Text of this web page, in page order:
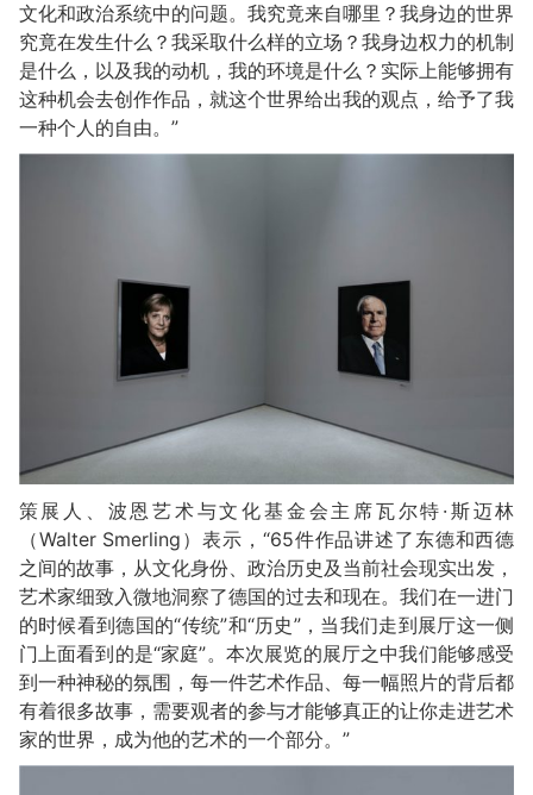
文化和政治系统中的问题。我究竟来自哪里？我身边的世界
究竟在发生什么？我采取什么样的立场？我身边权力的机制
是什么，以及我的动机，我的环境是什么？实际上能够拥有
这种机会去创作作品，就这个世界给出我的观点，给予了我
一种个人的自由。”
策展人、波恩艺术与文化基金会主席瓦尔特·斯迈林
（Walter Smerling）表示，“65件作品讲述了东德和西德
之间的故事，从文化身份、政治历史及当前社会现实出发，
艺术家细致入微地洞察了德国的过去和现在。我们在一进门
的时候看到德国的“传统”和“历史”，当我们走到展厅这一侧
门上面看到的是“家庭”。本次展览的展厅之中我们能够感受
到一种神秘的氛围，每一件艺术作品、每一幅照片的背后都
有着很多故事，需要观者的参与才能够真正的让你走进艺术
家的世界，成为他的艺术的一个部分。”